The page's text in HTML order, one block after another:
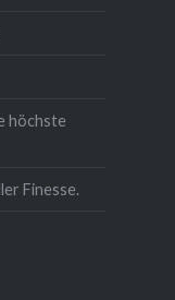
höchste
Finesse.